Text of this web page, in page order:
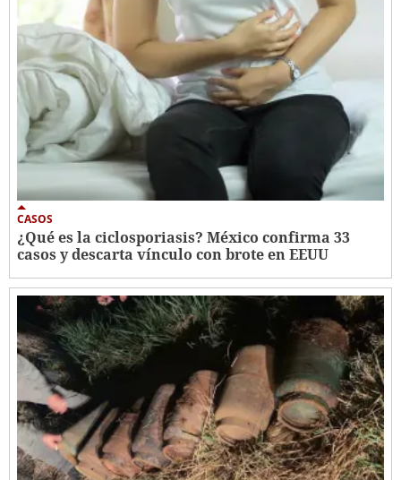
CASOS
¿Qué es la ciclosporiasis? México confirma 33
casos y descarta vínculo con brote en EEUU